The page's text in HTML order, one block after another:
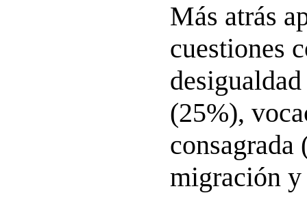
Más atrás
cuestiones
(25%),
consagrada
migración